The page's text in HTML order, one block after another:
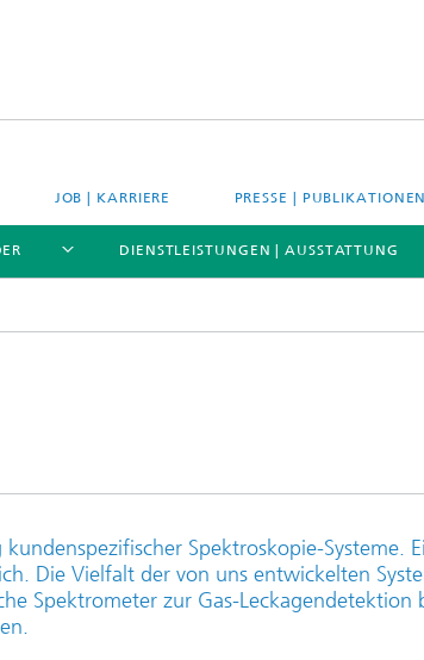
JOB | KARRIERE PRESSE | PUBLIKATIONEN
Anwendungen
DIENSTLEISTUNGEN | AUSSTATTUNG
Spektroskopie-Systeme.
Die Vielfalt der von uns entwickelten
Spektrometer zur Gas-Leckagendetektion